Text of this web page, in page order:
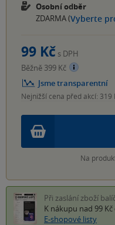
Osobní odběr
ZDARMA (Vyberte
Na
99 Kč s DPH
Běžně 399 Kč
Jsme transparentní
Nejnižší cena před akcí: 319
Při zaslání zboží
K nákupu nad 99 Kč
E-shopové listy